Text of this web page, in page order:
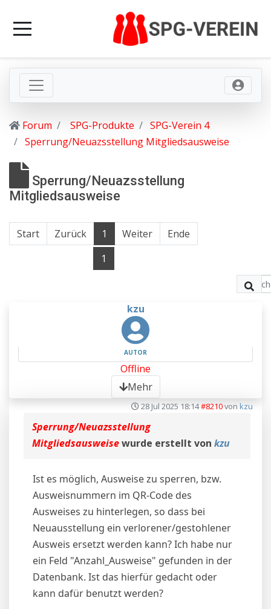
Forum SPG-Produkte
SPG-Verein 4
Sperrung/Neuazsstellung Mitgliedsausweise
Sperrung/Neuazsstellung
Mitgliedsausweise
Start Zurück 1 Weiter
Ende
1
kzu
AUTOR
Offline
Mehr
28 Jul 2025 18:14#8210von kzu
Sperrung/Neuazsstellung
Mitgliedsausweisewurde erstellt von kzu
Ist es möglich, Ausweise zu sperren, bzw.
Ausweisnummern im QR-Code des
Ausweises zu hinterlegen, so dass bei
Neuausstellung ein verlorener/gestohlener
Ausweis ersetzt werden kann? Ich habe nur
ein Feld "Anzahl_Ausweise" gefunden in der
Datenbank. Ist das hierfür gedacht oder
kann dafür benutzt werden?